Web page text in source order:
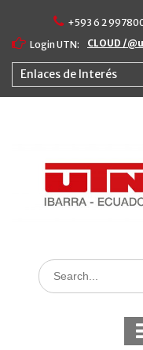
content
+593 6 2
Login UTN:
CLOUD /
Enlaces de Interés
Search
for: